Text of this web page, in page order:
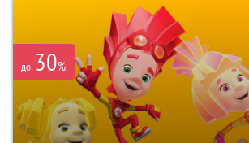
до 30%